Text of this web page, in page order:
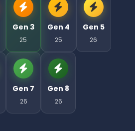
Gen 3
25
Gen 4
25
Gen 5
26
Gen 7
26
Gen 8
26